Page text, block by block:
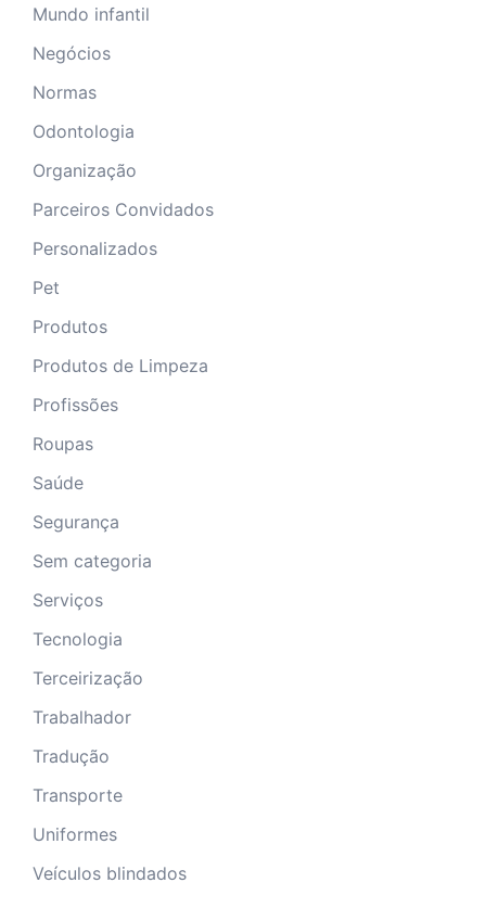
Mundo infantil
Negócios
Normas
Odontologia
Organização
Parceiros Convidados
Personalizados
Pet
Produtos
Produtos de Limpeza
Profissões
Roupas
Saúde
Segurança
Sem categoria
Serviços
Tecnologia
Terceirização
Trabalhador
Tradução
Transporte
Uniformes
Veículos blindados